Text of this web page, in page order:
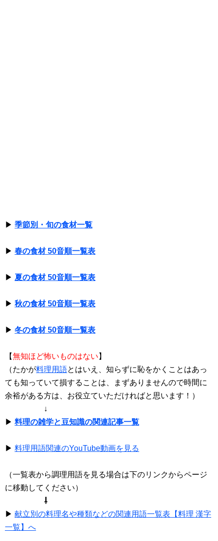
▶ 季節別・旬の食材一覧
▶ 春の食材 50音順一覧表
▶ 夏の食材 50音順一覧表
▶ 秋の食材 50音順一覧表
▶ 冬の食材 50音順一覧表
【無知ほど怖いものはない 】
（たかが料理用語とはいえ、知らずに恥をかくことはあっ
ても知っていて損することは、まずありませんので時間に
余裕がある方は、お役立ていただければと思います！）
↓
▶ 料理の雑学と豆知識の関連記事一覧
▶ 料理用語関連のYouTube動画を見る
（一覧表から調理用語を見る場合は下のリンクからページ
に移動してください）
⇩
▶ 献立別の料理名や種類などの関連用語一覧表【料理 漢字
一覧】へ